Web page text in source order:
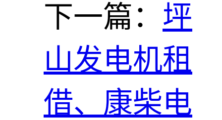
下一篇： 坪
山发电机租
借、康柴电